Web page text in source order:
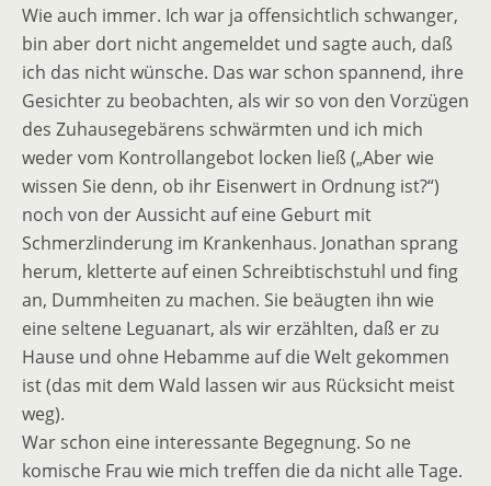
Wie auch immer. Ich war ja offensichtlich schwanger,
bin aber dort nicht angemeldet und sagte auch, daß
ich das nicht wünsche. Das war schon spannend, ihre
Gesichter zu beobachten, als wir so von den Vorzügen
des Zuhausegebärens schwärmten und ich mich
weder vom Kontrollangebot locken ließ („Aber wie
wissen Sie denn, ob ihr Eisenwert in Ordnung ist?“)
noch von der Aussicht auf eine Geburt mit
Schmerzlinderung im Krankenhaus. Jonathan sprang
herum, kletterte auf einen Schreibtischstuhl und fing
an, Dummheiten zu machen. Sie beäugten ihn wie
eine seltene Leguanart, als wir erzählten, daß er zu
Hause und ohne Hebamme auf die Welt gekommen
ist (das mit dem Wald lassen wir aus Rücksicht meist
weg).
War schon eine interessante Begegnung. So ne
komische Frau wie mich treffen die da nicht alle Tage.